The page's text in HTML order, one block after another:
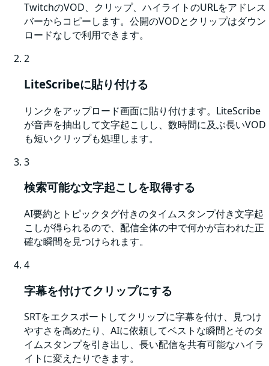
TwitchのVOD、クリップ、ハイライトのURLをアドレス
バーからコピーします。公開のVODとクリップはダウン
ロードなしで利用できます。
2
LiteScribeに貼り付ける
リンクをアップロード画面に貼り付けます。LiteScribe
が音声を抽出して文字起こしし、数時間に及ぶ長いVOD
も短いクリップも処理します。
3
検索可能な文字起こしを取得する
AI要約とトピックタグ付きのタイムスタンプ付き文字起
こしが得られるので、配信全体の中で何かが言われた正
確な瞬間を見つけられます。
4
字幕を付けてクリップにする
SRTをエクスポートしてクリップに字幕を付け、見つけ
やすさを高めたり、AIに依頼してベストな瞬間とそのタ
イムスタンプを引き出し、長い配信を共有可能なハイラ
イトに変えたりできます。